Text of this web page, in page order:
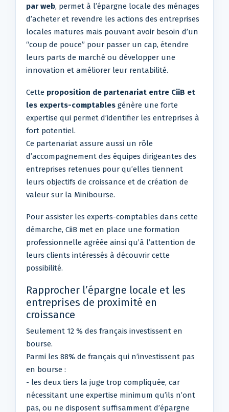
par web, permet à l’épargne locale des ménages
d’acheter et revendre les actions des entreprises
locales matures mais pouvant avoir besoin d’un
“coup de pouce” pour passer un cap, étendre
leurs parts de marché ou développer une
innovation et améliorer leur rentabilité.
Cette proposition de partenariat entre CiiB et
les experts-comptables génère une forte
expertise qui permet d’identifier les entreprises à
fort potentiel.
Ce partenariat assure aussi un rôle
d’accompagnement des équipes dirigeantes des
entreprises retenues pour qu’elles tiennent
leurs objectifs de croissance et de création de
valeur sur la Minibourse.
Pour assister les experts-comptables dans cette
démarche, CiiB met en place une formation
professionnelle agréée ainsi qu’à l’attention de
leurs clients intéressés à découvrir cette
possibilité.
Rapprocher l’épargne locale et les
entreprises de proximité en
croissance
Seulement 12 % des français investissent en
bourse.
Parmi les 88% de français qui n’investissent pas
en bourse :
- les deux tiers la juge trop compliquée, car
nécessitant une expertise minimum qu’ils n’ont
pas, ou ne disposent suffisamment d’épargne